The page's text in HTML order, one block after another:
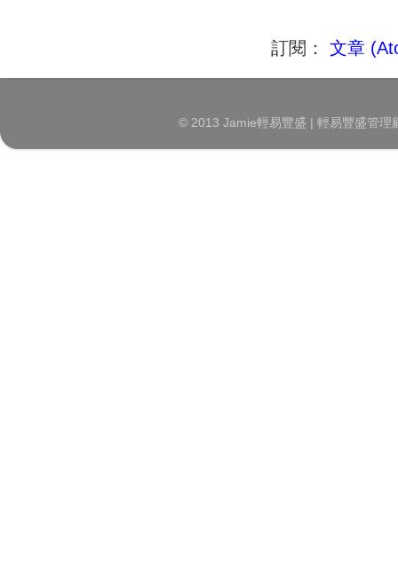
訂閱： 文章
© 2013 Jamie輕易豐盛 | 輕易豐盛管